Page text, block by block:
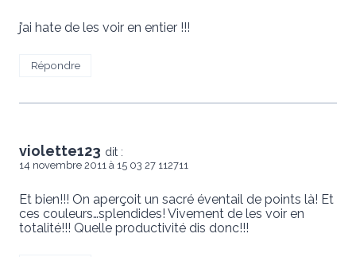
j’ai hate de les voir en entier !!!
Répondre
violette123 dit :
14 novembre 2011 à 15 03 27 112711
Et bien!!! On aperçoit un sacré éventail de points là! Et
ces couleurs…splendides! Vivement de les voir en
totalité!!! Quelle productivité dis donc!!!